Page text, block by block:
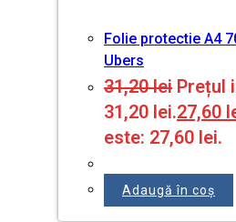
Folie protectie A4
Ubers
31,20lei Prețul
31,20 lei.27,60
este: 27,60 lei.
Adaugă în coș